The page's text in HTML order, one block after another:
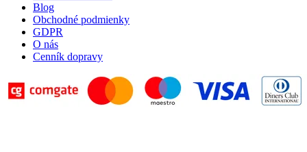
Blog
Obchodné podmienky
GDPR
O nás
Cenník dopravy